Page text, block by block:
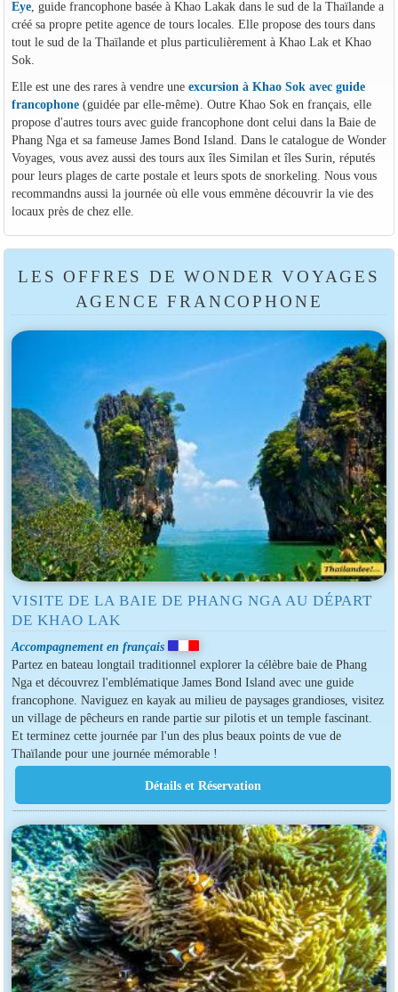
Eye, guide francophone basée à Khao Lakak dans le sud de la Thaïlande a
créé sa propre petite agence de tours locales. Elle propose des tours dans
tout le sud de la Thaïlande et plus particulièrement à Khao Lak et Khao
Sok.
Elle est une des rares à vendre une excursion à Khao Sok avec guide
francophone(guidée par elle-même). Outre Khao Sok en français, elle
propose d'autres tours avec guide francophone dont celui dans la Baie de
Phang Nga et sa fameuse James Bond Island. Dans le catalogue de Wonder
Voyages, vous avez aussi des tours aux îles Similan et îles Surin, réputés
pour leurs plages de carte postale et leurs spots de snorkeling. Nous vous
recommandns aussi la journée où elle vous emmène découvrir la vie des
locaux près de chez elle.
LES OFFRES DE WONDER VOYAGES
AGENCE FRANCOPHONE
VISITE DE LA BAIE DE PHANG NGA AU DÉPART
DE KHAO LAK
Accompagnement en français
Partez en bateau longtail traditionnel explorer la célèbre baie de Phang
Nga et découvrez l'emblématique James Bond Island avec une guide
francophone. Naviguez en kayak au milieu de paysages grandioses, visitez
un village de pêcheurs en rande partie sur pilotis et un temple fascinant.
Et terminez cette journée par l'un des plus beaux points de vue de
Thaïlande pour une journée mémorable !